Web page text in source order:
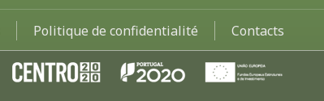
Politique de confidentialité Contacts